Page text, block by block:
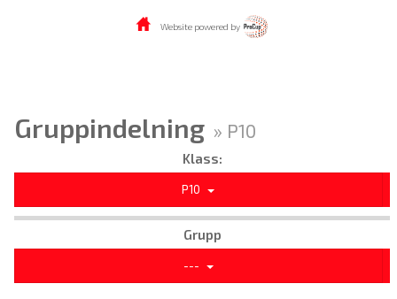
Website powered by
Gruppindelning » P10
Klass:
P10
Grupp
---